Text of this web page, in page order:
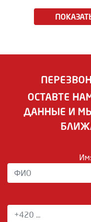
ОСТАВТЕ
ДАННЫЕ И